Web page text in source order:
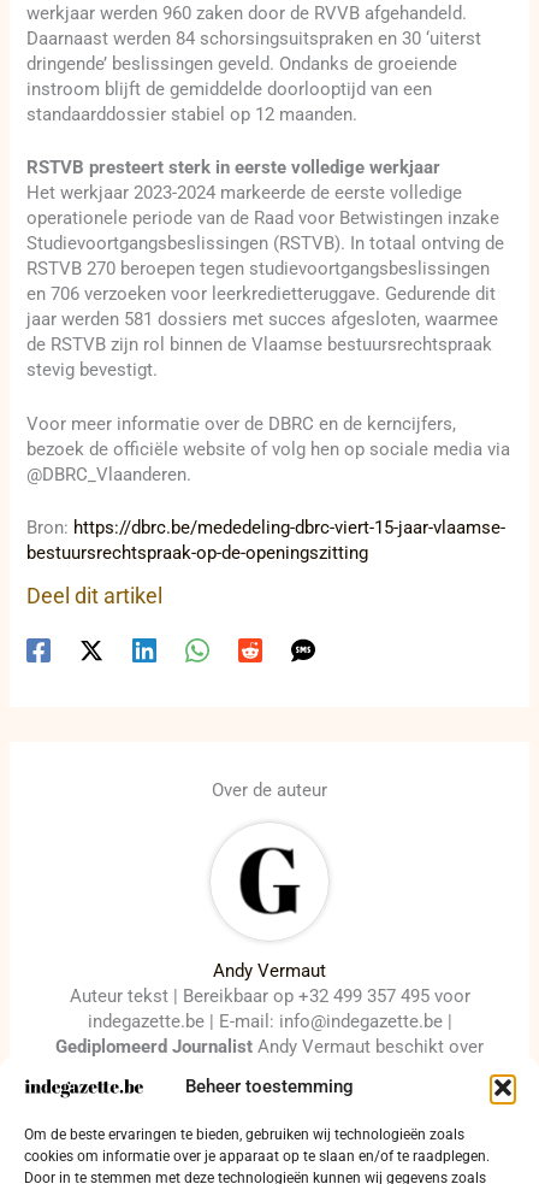
Beheer toestemming
Om de beste ervaringen te bieden, gebruiken wij technologieën zoals
cookies om informatie over je apparaat op te slaan en/of te raadplegen.
Door in te stemmen met deze technologieën kunnen wij gegevens zoals
werkjaar werden 960 zaken door de RVVB afgehandeld.
Daarnaast werden 84 schorsingsuitspraken en 30 ‘uiterst
dringende’ beslissingen geveld. Ondanks de groeiende
instroom blijft de gemiddelde doorlooptijd van een
standaarddossier stabiel op 12 maanden.
RSTVB presteert sterk in eerste volledige werkjaar
Het werkjaar 2023-2024 markeerde de eerste volledige
operationele periode van de Raad voor Betwistingen inzake
Studievoortgangsbeslissingen (RSTVB). In totaal ontving de
RSTVB 270 beroepen tegen studievoortgangsbeslissingen
en 706 verzoeken voor leerkredietteruggave. Gedurende dit
jaar werden 581 dossiers met succes afgesloten, waarmee
de RSTVB zijn rol binnen de Vlaamse bestuursrechtspraak
stevig bevestigt.
Voor meer informatie over de DBRC en de kerncijfers,
bezoek de officiële website of volg hen op sociale media via
@DBRC_Vlaanderen.
Bron: https://dbrc.be/mededeling-dbrc-viert-15-jaar-vlaamse-
bestuursrechtspraak-op-de-openingszitting
Deel dit artikel
Over de auteur
Andy Vermaut
Auteur tekst | Bereikbaar op +32 499 357 495 voor
indegazette.be | E-mail: info@indegazette.be |
Gediplomeerd Journalist Andy Vermaut beschikt over
Journalisten Federatie onder ID-Nummer FD-7 13714-
00224.